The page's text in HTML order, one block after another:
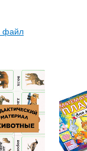
файл